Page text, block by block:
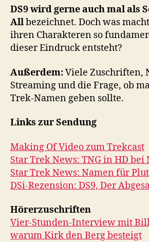
DS9 wird gerne auch mal als
Allbezeichnet. Doch was
ihren Charakteren so
dieser Eindruck entsteht?
Außerdem:Viele Zuschriften,
Streaming und die Frage, ob
Trek-Namen geben sollte.
Links zur Sendung
Making Of Video zum Trekcast
Star Trek News: TNG in HD
Star Trek News: Namen für
DSi-Rezension: DS9, Der
Hörerzuschriften
Vier-Stunden-Interview mit
warum Kirk den Berg besteigt